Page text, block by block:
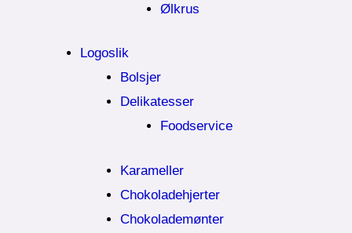
Ølkrus
Logoslik
Bolsjer
Delikatesser
Foodservice
Karameller
Chokoladehjerter
Chokolademønter